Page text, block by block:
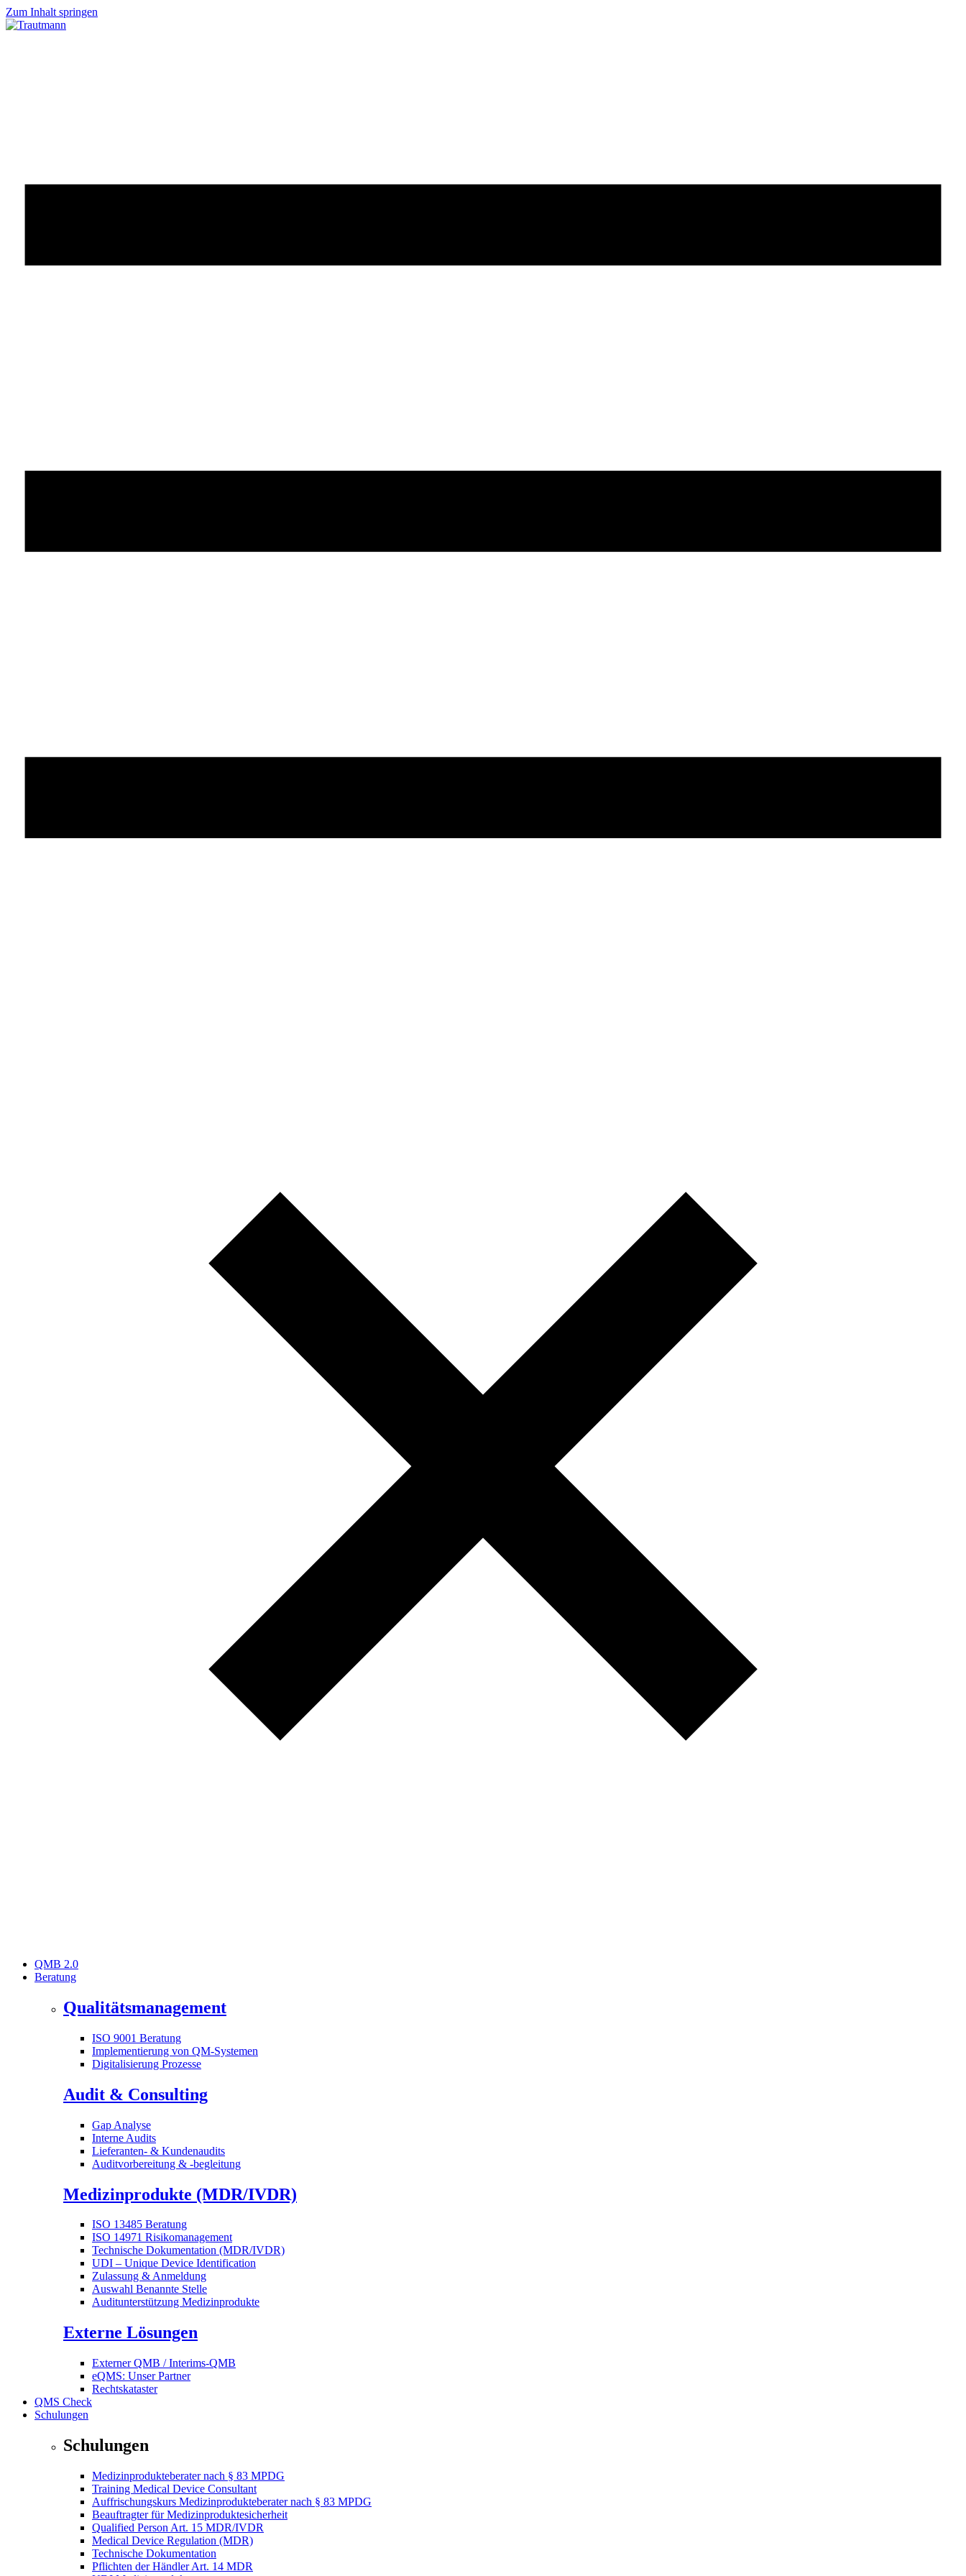
Zum Inhalt springen
QMB 2.0
Beratung
Qualitätsmanagement
ISO 9001 Beratung
Implementierung von QM-Systemen
Digitalisierung Prozesse
Audit & Consulting
Gap Analyse
Interne Audits
Lieferanten- & Kundenaudits
Auditvorbereitung & -begleitung
Medizinprodukte (MDR/IVDR)
ISO 13485 Beratung
ISO 14971 Risikomanagement
Technische Dokumentation (MDR/IVDR)
UDI – Unique Device Identification
Zulassung & Anmeldung
Auswahl Benannte Stelle
Auditunterstützung Medizinprodukte
Externe Lösungen
Externer QMB / Interims-QMB
eQMS: Unser Partner
Rechtskataster
QMS Check
Schulungen
Schulungen
Medizinprodukteberater nach § 83 MPDG
Training Medical Device Consultant
Auffrischungskurs Medizinprodukteberater nach § 83 MPDG
Beauftragter für Medizinproduktesicherheit
Qualified Person Art. 15 MDR/IVDR
Medical Device Regulation (MDR)
Technische Dokumentation
Pflichten der Händler Art. 14 MDR